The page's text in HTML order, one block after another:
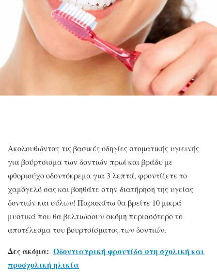
Ακολουθώντας τις βασικές οδηγίες στοματικής υγιεινής
για βούρτσισμα των δοντιών πρωί και βράδυ με
φθοριούχο οδοντόκρεμα για 3 λεπτά, φροντίζετε το
χαμόγελό σας και βοηθάτε στην διατήρηση της υγείας
δοντιών και ούλων! Παρακάτω θα βρείτε 10 μικρά
μυστικά που θα βελτιώσουν ακόμη περισσότερο το
αποτέλεσμα του βουρτσίσματος των δοντιών.
Δες ακόμα: Οδοντιατρική φροντίδα στη σχολική και
προσχολική ηλικία